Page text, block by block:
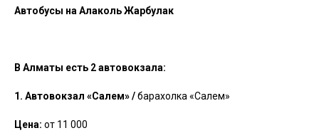
Автобусы на Алаколь Жарбулак
В Алматы есть 2 автовокзала:
1. Автовокзал «Салем» /барахолка «Салем»
Цена: от 11 000